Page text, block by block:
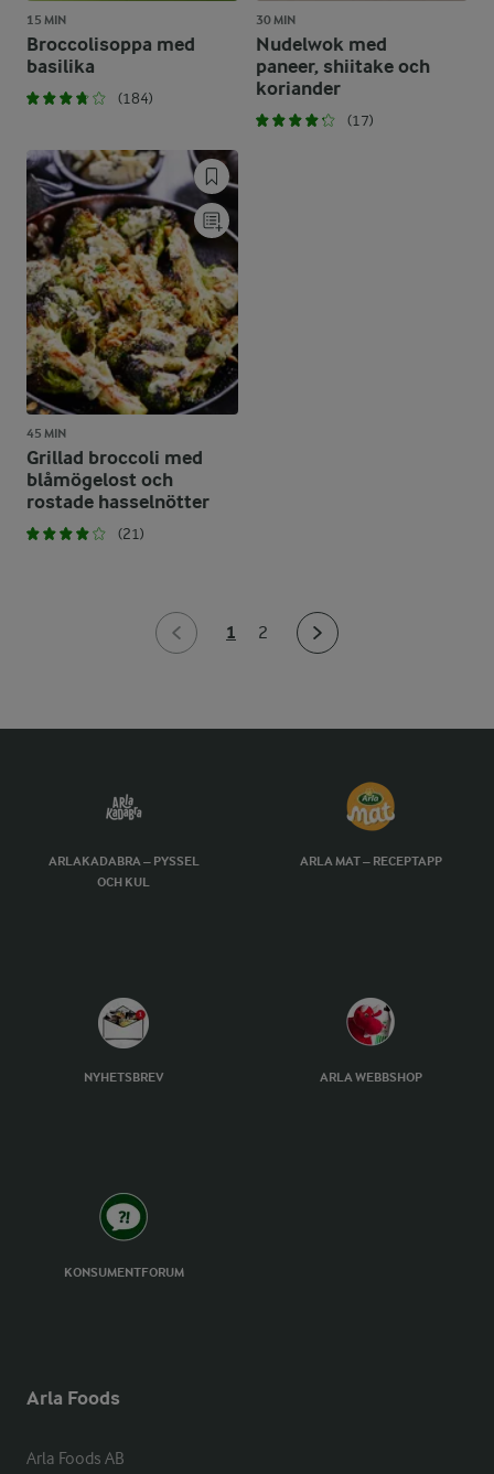
15 MIN
Broccolisoppa med
basilika
(184)
30 MIN
Nudelwok med
paneer, shiitake och
koriander
(17)
45 MIN
Grillad broccoli med
blåmögelost och
rostade hasselnötter
(21)
1 2
ARLAKADABRA – PYSSEL
OCH KUL
ARLA MAT – RECEPTAPP
NYHETSBREV ARLA WEBBSHOP
KONSUMENTFORUM
Arla Foods
Arla Foods AB